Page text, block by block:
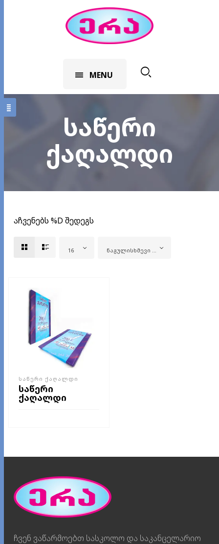
MENU
საწერი
ქაღალდი
ᲐᲩᲕᲔᲜᲔᲑᲡ %D ᲨᲔᲓᲔᲒᲡ
16 ᲜᲐᲒᲣᲚᲘᲡᲮᲛᲔᲕᲘ ᲓᲐᲮᲐᲠᲘᲡᲮᲔᲑᲐ
ᲡᲐᲬᲔᲠᲘ ᲥᲐᲦᲐᲚᲓᲘ
საწერი
ქაღალდი
ჩვენ ვაწარმოებთ სასკოლო და საკანცელარიო